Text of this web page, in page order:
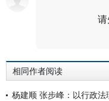
相同作者阅读
杨建顺 张步峰：以行政